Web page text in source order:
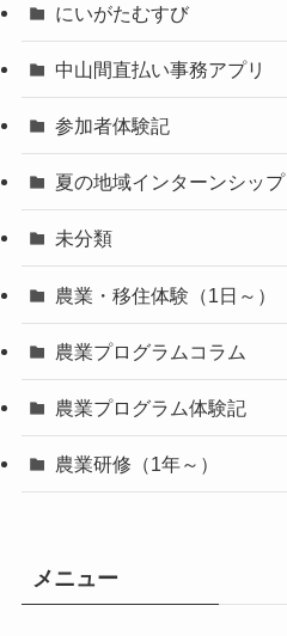
にいがたむすび
中山間直払い事務アプリ
参加者体験記
夏の地域インターンシップ
未分類
農業・移住体験（1日～）
農業プログラムコラム
農業プログラム体験記
農業研修（1年～）
メニュー